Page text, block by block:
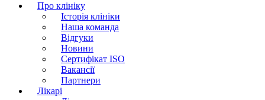
Про клініку
Історія клініки
Наша команда
Вiдгуки
Новини
Сертифікат ISO
Вакансії
Партнери
Лікарі